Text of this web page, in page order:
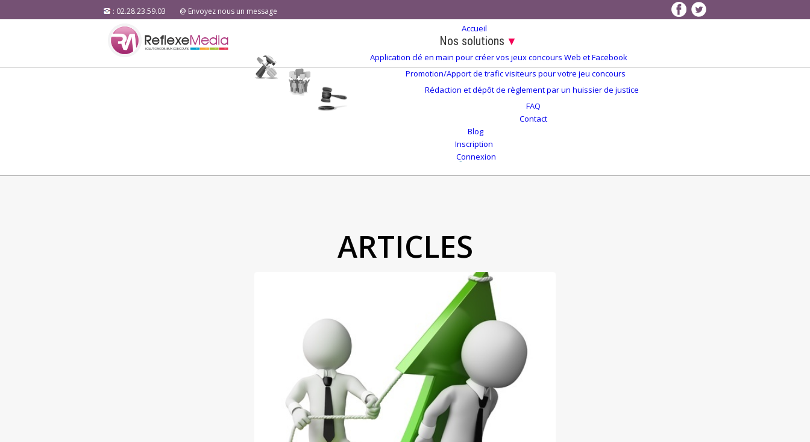
: 02.28.23.59.03 @ Envoyez nous un message
Accueil
Nos solutions ▼
Application clé en main pour créer vos jeux concours Web et Facebook
Promotion/Apport de trafic visiteurs pour votre jeu concours
Rédaction et dépôt de règlement par un huissier de justice
FAQ
Contact
Blog
Inscription
Connexion
ARTICLES